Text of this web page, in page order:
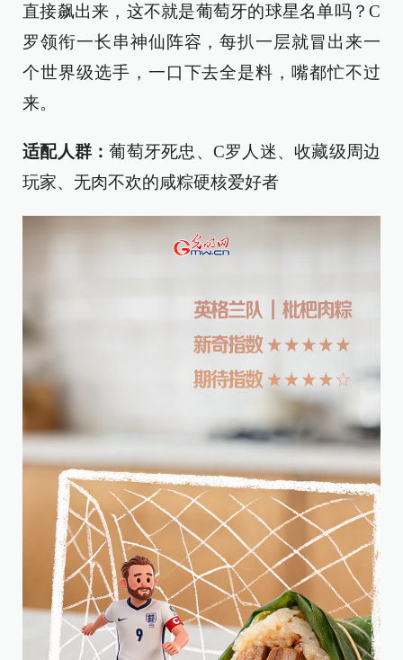
直接飙出来，这不就是葡萄牙的球星名单吗？C
罗领衔一长串神仙阵容，每扒一层就冒出来一
个世界级选手，一口下去全是料，嘴都忙不过
来。
适配人群：葡萄牙死忠、C罗人迷、收藏级周边
玩家、无肉不欢的咸粽硬核爱好者